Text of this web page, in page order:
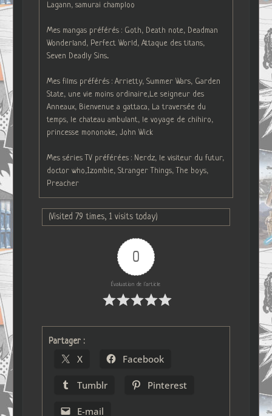
Lagann, samurai champloo
Mes mangas préférés : Goth, Death note, Deadman
Wonderland, Perfect World, Attaque des titans,
Seven Deadly Sins...
Mes films préférés : Arrietty, Summer Wars, Garden
State, une vie moins ordinaire,Le seigneur des
Anneaux, Bienvenue a gattaca, La traversée du
temps, le chateau ambulant, le voyage de chihiro,
princesse mononoke, John Wick
Mes séries TV préférées : Nerdz, le visiteur du futur,
doctor who,Izombie, Stranger Things, The boys,
Preacher
(Visited 79 times, 1 visits today)
0
Évaluation de l'article
Partager :
X Facebook
Tumblr Pinterest
E-mail